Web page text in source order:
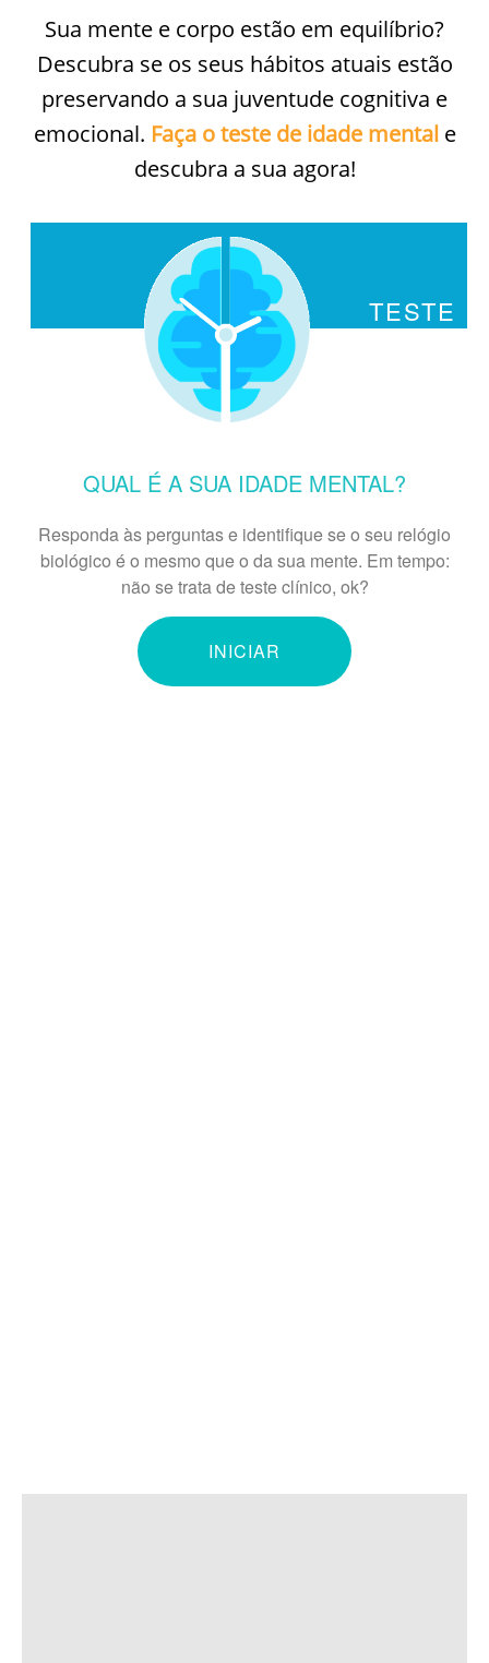
Sua mente e corpo estão em equilíbrio?
Descubra se os seus hábitos atuais estão
preservando a sua juventude cognitiva e
emocional. Faça o teste de idade mentale
descubra a sua agora!